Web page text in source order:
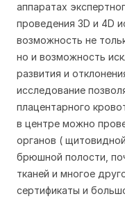
аппаратах
проведения 3D и 4D
возможность не
но и возможность
развития и
исследование
плацентарного
в центре можно
органов (
брюшной полости,
тканей и многое
сертификаты и